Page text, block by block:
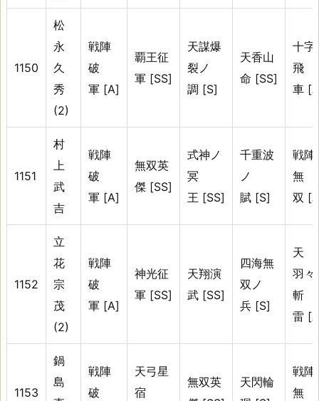
1150
松
永
久
秀
(2)
戦陣
破
軍 [A]
覇王征
軍 [SS]
天謀爆
裂ノ
調 [S]
天香山
命 [SS]
十字
飛
車
1151
村
上
武
吉
戦陣
破
軍 [A]
無双英
傑 [SS]
式神ノ
冥
王 [SS]
千重波
ノ
賦 [S]
戦陣
無
双
1152
立
花
宗
茂
(2)
戦陣
破
軍 [A]
神光征
軍 [SS]
天翔演
武 [SS]
四海無
双ノ
兵 [S]
天
羽々
斬
雷
1153
鍋
島
戦陣
破
天弓星
宿
無双英
天閃輪
戦陣
無